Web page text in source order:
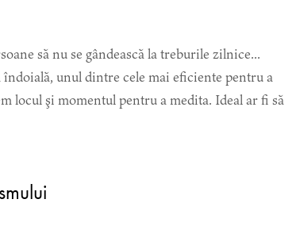
să nu se gândească la treburile zilnice...
unul dintre cele mai eficiente pentru a
locul şi momentul pentru a medita. Ideal ar fi să